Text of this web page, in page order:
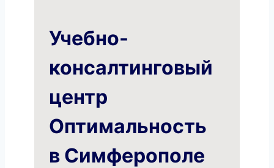
Учебно-
консалтинговый
центр
Оптимальность
в Симферополе